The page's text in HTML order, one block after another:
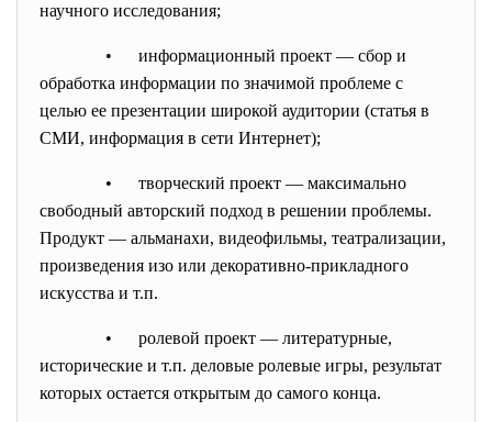
научного исследования;
• информационный проект — сбор и
обработка информации по значимой проблеме с
целью ее презентации широкой аудитории (статья в
СМИ, информация в сети Интернет);
• творческий проект — максимально
свободный авторский подход в решении проблемы.
Продукт — альманахи, видеофильмы, театрализации,
произведения изо или декоративно-прикладного
искусства и т.п.
• ролевой проект — литературные,
исторические и т.п. деловые ролевые игры, результат
которых остается открытым до самого конца.